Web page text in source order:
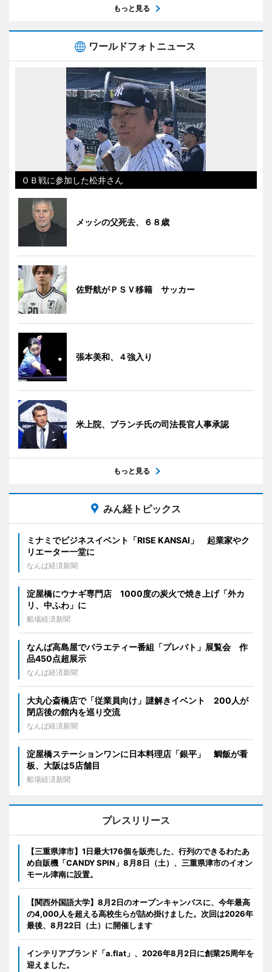
もっと見る
ワールドフォトニュース
ＯＢ戦に参加した松井さん
メッシの父死去、６８歳
佐野航がＰＳＶ移籍 サッカー
張本美和、４強入り
米上院、ブランチ氏の司法長官人事承認
もっと見る
みん経トピックス
ミナミでビジネスイベント「RISE KANSAI」 起業家やク
リエーター一堂に
なんば経済新聞
淀屋橋にウナギ専門店 1000度の炭火で焼き上げ「外カ
リ、中ふわ」に
船場経済新聞
なんば高島屋でバラエティー番組「プレバト」展覧会 作
品450点超展示
なんば経済新聞
大丸心斎橋店で「従業員向け」謎解きイベント 200人が
閉店後の館内を巡り交流
なんば経済新聞
淀屋橋ステーションワンに日本料理店「銀平」 鯛飯が看
板、大阪は5店舗目
船場経済新聞
プレスリリース
【三重県津市】1日最大176個を販売した、行列のできるわたあ
め自販機「CANDY SPIN」8月8日（土）、三重県津市のイオン
モール津南に設置。
【関西外国語大学】8月2日のオープンキャンパスに、今年最高
の4,000人を超える高校生らが詰め掛けました。次回は2026年
最後、8月22日（土）に開催します
インテリアブランド「a.flat」、2026年8月2日に創業25周年を
迎えました。